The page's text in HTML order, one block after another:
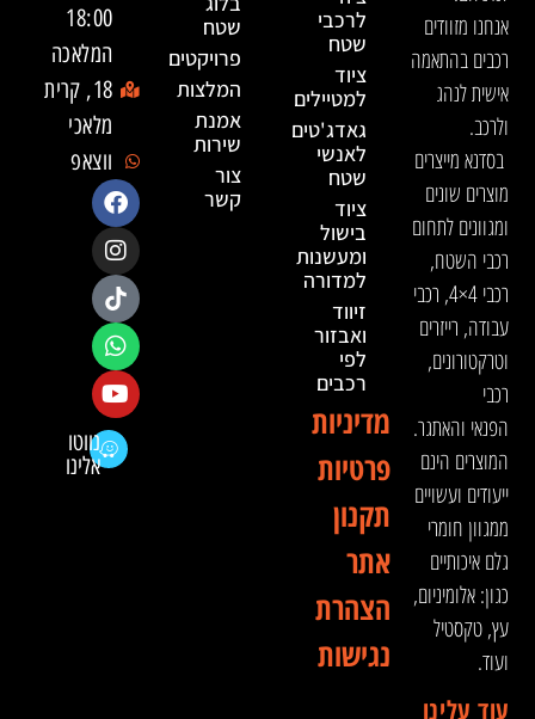
אנחנו מזוודים
רכבים בהתאמה
אישית לנהג
ולרכב.
בסדנא מייצרים
מוצרים שונים
ומגוונים לתחום
רכבי השטח,
רכבי 4×4, רכבי
עבודה, רייזרים
וטרקטורונים,
רכבי
הפנאי והאתגר.
המוצרים הינם
ייעודים ועשויים
ממגוון חומרי
גלם איכותיים
כגון: אלומיניום,
עץ, טקסטיל
ועוד.
עוד עלינו
לרכבי
שטח
ציוד
למטיילים
גאדג'טים
לאנשי
שטח
ציוד
בישול
ומעשנות
למדורה
זיווד
ואבזור
לפי
רכבים
מדיניות
פרטיות
תקנון
אתר
הצהרת
נגישות
שטח
פרויקטים
המלצות
אמנת
שירות
צור
קשר
18:00
המלאכה
18, קרית
מלאכי
ווצאפ
נווטו
אלינו